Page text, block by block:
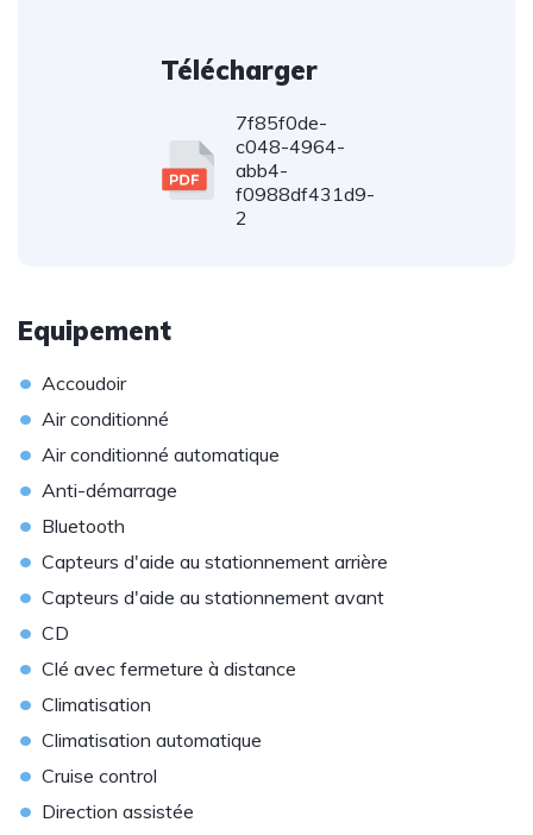
Télécharger
7f85f0de-
c048-4964-
abb4-
f0988df431d9-
2
Equipement
• Accoudoir
• Air conditionné
• Air conditionné automatique
• Anti-démarrage
• Bluetooth
• Capteurs d'aide au stationnement arrière
• Capteurs d'aide au stationnement avant
• CD
• Clé avec fermeture à distance
• Climatisation
• Climatisation automatique
• Cruise control
• Direction assistée